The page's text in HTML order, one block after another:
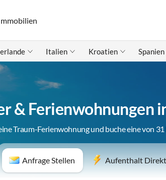
Italien Kroatien Spanien
& Ferienwohnungen
Traum-Ferienwohnung und buche eine von
Anfrage Stellen Aufenthalt